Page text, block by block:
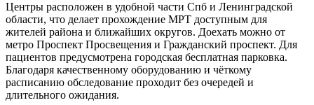
Центры расположен в удобной части Спб и Ленинградской
области, что делает прохождение МРТ доступным для
жителей района и ближайших округов. Доехать можно от
метро Проспект Просвещения и Гражданский проспект. Для
пациентов предусмотрена городская бесплатная парковка.
Благодаря качественному оборудованию и чёткому
расписанию обследование проходит без очередей и
длительного ожидания.